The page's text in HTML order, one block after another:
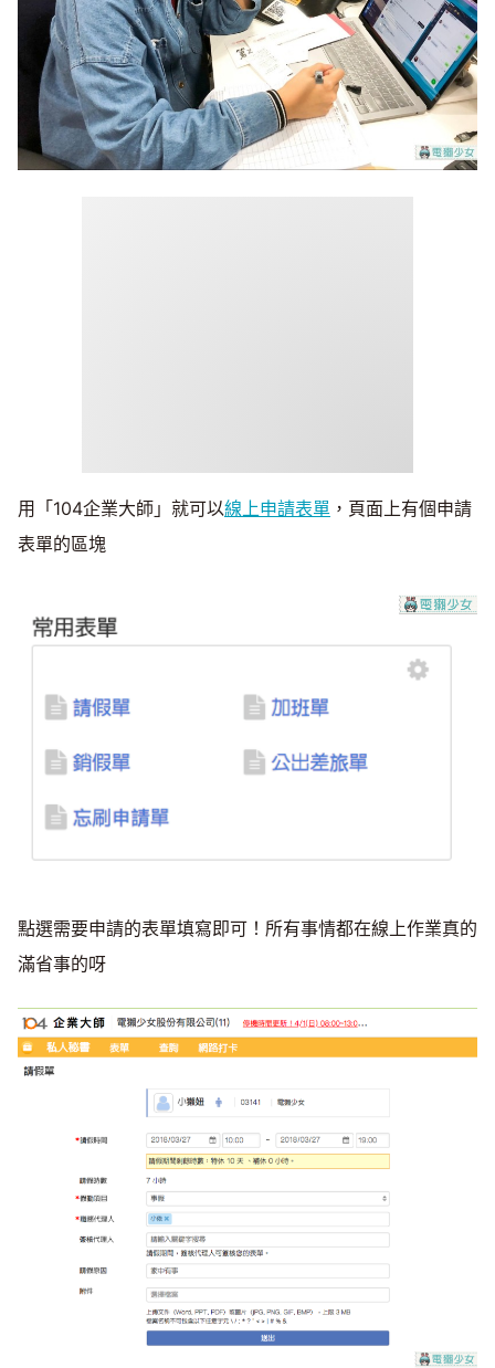
用「104企業大師」就可以線上申請表單 ，頁面上有個申請
表單的區塊
點選需要申請的表單填寫即可！所有事情都在線上作業真的
滿省事的呀